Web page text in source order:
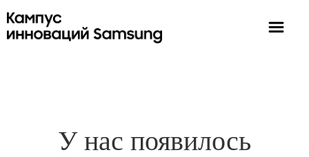
У нас появилось